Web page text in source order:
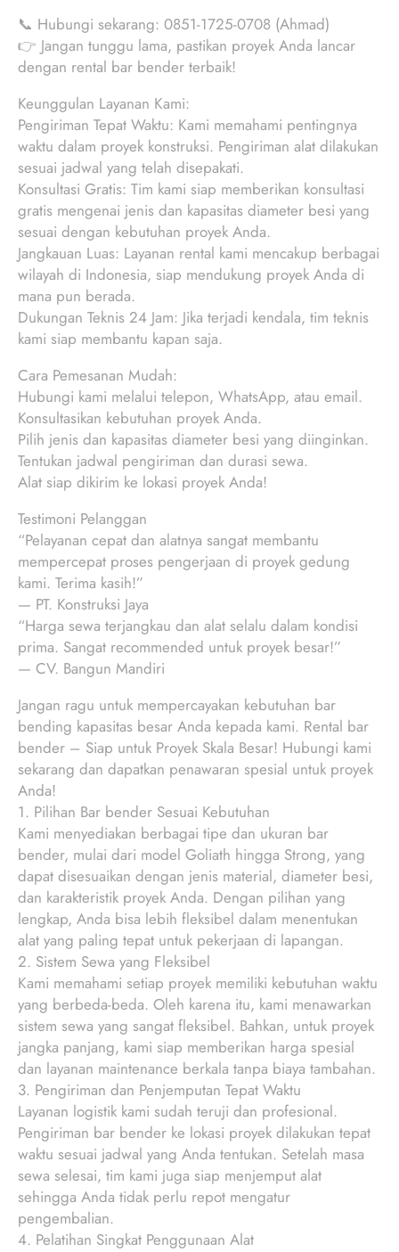
📞 Hubungi sekarang: 0851-1725-0708 (Ahmad)
👉 Jangan tunggu lama, pastikan proyek Anda lancar
dengan rental bar bender terbaik!
Keunggulan Layanan Kami:
Pengiriman Tepat Waktu: Kami memahami pentingnya
waktu dalam proyek konstruksi. Pengiriman alat dilakukan
sesuai jadwal yang telah disepakati.
Konsultasi Gratis: Tim kami siap memberikan konsultasi
gratis mengenai jenis dan kapasitas diameter besi yang
sesuai dengan kebutuhan proyek Anda.
Jangkauan Luas: Layanan rental kami mencakup berbagai
wilayah di Indonesia, siap mendukung proyek Anda di
mana pun berada.
Dukungan Teknis 24 Jam: Jika terjadi kendala, tim teknis
kami siap membantu kapan saja.
Cara Pemesanan Mudah:
Hubungi kami melalui telepon, WhatsApp, atau email.
Konsultasikan kebutuhan proyek Anda.
Pilih jenis dan kapasitas diameter besi yang diinginkan.
Tentukan jadwal pengiriman dan durasi sewa.
Alat siap dikirim ke lokasi proyek Anda!
Testimoni Pelanggan
“Pelayanan cepat dan alatnya sangat membantu
mempercepat proses pengerjaan di proyek gedung
kami. Terima kasih!”
— PT. Konstruksi Jaya
“Harga sewa terjangkau dan alat selalu dalam kondisi
prima. Sangat recommended untuk proyek besar!”
— CV. Bangun Mandiri
Jangan ragu untuk mempercayakan kebutuhan bar
bending kapasitas besar Anda kepada kami. Rental bar
bender – Siap untuk Proyek Skala Besar! Hubungi kami
sekarang dan dapatkan penawaran spesial untuk proyek
Anda!
1. Pilihan Bar bender Sesuai Kebutuhan
Kami menyediakan berbagai tipe dan ukuran bar
bender, mulai dari model Goliath hingga Strong, yang
dapat disesuaikan dengan jenis material, diameter besi,
dan karakteristik proyek Anda. Dengan pilihan yang
lengkap, Anda bisa lebih fleksibel dalam menentukan
alat yang paling tepat untuk pekerjaan di lapangan.
2. Sistem Sewa yang Fleksibel
Kami memahami setiap proyek memiliki kebutuhan waktu
yang berbeda-beda. Oleh karena itu, kami menawarkan
sistem sewa yang sangat fleksibel. Bahkan, untuk proyek
jangka panjang, kami siap memberikan harga spesial
dan layanan maintenance berkala tanpa biaya tambahan.
3. Pengiriman dan Penjemputan Tepat Waktu
Layanan logistik kami sudah teruji dan profesional.
Pengiriman bar bender ke lokasi proyek dilakukan tepat
waktu sesuai jadwal yang Anda tentukan. Setelah masa
sewa selesai, tim kami juga siap menjemput alat
sehingga Anda tidak perlu repot mengatur
pengembalian.
4. Pelatihan Singkat Penggunaan Alat